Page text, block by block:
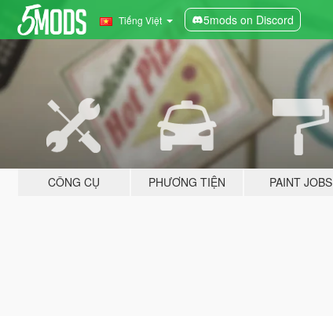
Tiếng Việt 5mods on Discord
CÔNG CỤ PHƯƠNG TIỆN PAINT JOBS